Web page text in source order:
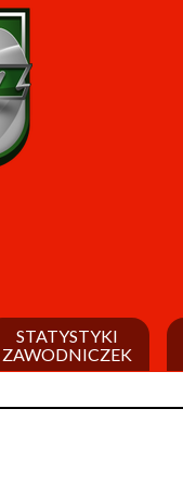
STATYSTYKI
ZAWODNICZEK